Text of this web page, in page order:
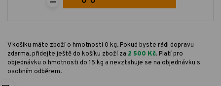
V košíku máte zboží o hmotnosti 0 kg. Pokud byste rádi dopravu
zdarma, přidejte ještě do košíku zboží za 2 500 Kč. Platí pro
objednávku o hmotnosti do 15 kg a nevztahuje se na objednávku s
osobním odběrem.